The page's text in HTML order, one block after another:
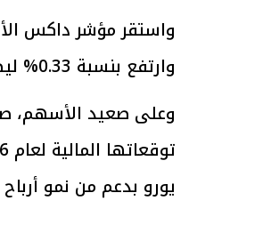
وارتفع بنسبة 0.33% ليصل إلى 8340 نقطة.
يورو بدعم من نمو أرباح
الرئيس السيسي: تداعيات خطيرة على
الاقتصاد العالمي وأسعار الوقود حال
استمرار الأزمة في الشرق الأوسط